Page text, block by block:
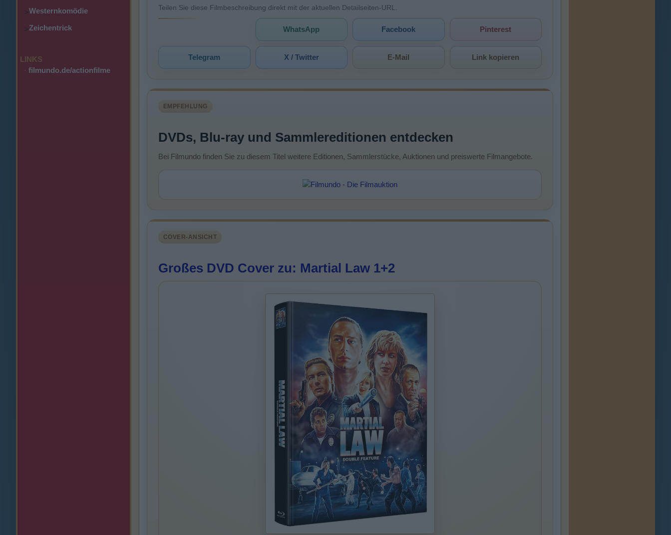
>Westernkomödie
>Zeichentrick
LINKS
· filmundo.de/actionfilme
Teilen Sie diese Filmbeschreibung direkt mit der aktuellen Detailseiten-URL.
WhatsApp Facebook Pinterest
Telegram X / Twitter E-Mail Link kopieren
EMPFEHLUNG
DVDs, Blu-ray und Sammlereditionen entdecken
Bei Filmundo finden Sie zu diesem Titel weitere Editionen, Sammlerstücke, Auktionen und preiswerte Filmangebote.
COVER-ANSICHT
Großes DVD Cover zu: Martial Law 1+2